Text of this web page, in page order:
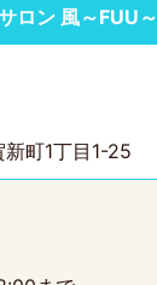
ロン 風～FUU～
町1丁目1-25